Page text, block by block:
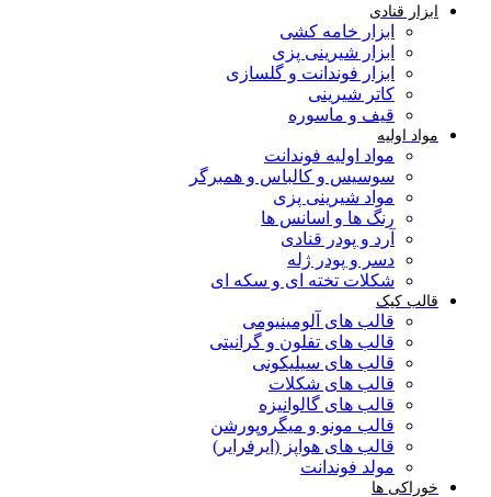
ابزار قنادی
ابزار خامه کشی
ابزار شیرینی پزی
ابزار فوندانت و گلسازی
کاتر شیرینی
قیف و ماسوره
مواد اولیه
مواد اولیه فوندانت
سوسیس و کالباس و همبرگر
مواد شیرینی پزی
رنگ ها و اسانس ها
آرد و پودر قنادی
دسر و پودر ژله
شکلات تخته ای و سکه ای
قالب کیک
قالب های آلومینیومی
قالب های تفلون و گرانیتی
قالب های سیلیکونی
قالب های شکلات
قالب های گالوانیزه
قالب مونو و میگروپورشن
قالب های هواپز (ایرفرایر)
مولد فوندانت
خوراکی ها